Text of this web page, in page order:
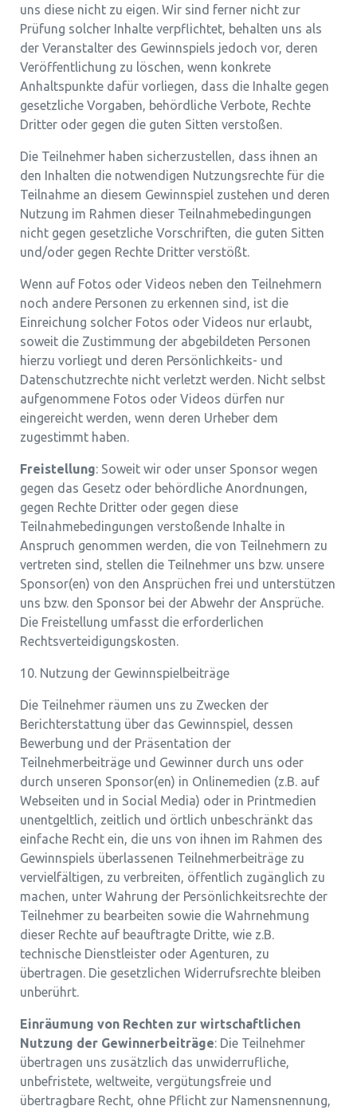
uns diese nicht zu eigen. Wir sind ferner nicht zur
Prüfung solcher Inhalte verpflichtet, behalten uns als
der Veranstalter des Gewinnspiels jedoch vor, deren
Veröffentlichung zu löschen, wenn konkrete
Anhaltspunkte dafür vorliegen, dass die Inhalte gegen
gesetzliche Vorgaben, behördliche Verbote, Rechte
Dritter oder gegen die guten Sitten verstoßen.
Die Teilnehmer haben sicherzustellen, dass ihnen an
den Inhalten die notwendigen Nutzungsrechte für die
Teilnahme an diesem Gewinnspiel zustehen und deren
Nutzung im Rahmen dieser Teilnahmebedingungen
nicht gegen gesetzliche Vorschriften, die guten Sitten
und/oder gegen Rechte Dritter verstößt.
Wenn auf Fotos oder Videos neben den Teilnehmern
noch andere Personen zu erkennen sind, ist die
Einreichung solcher Fotos oder Videos nur erlaubt,
soweit die Zustimmung der abgebildeten Personen
hierzu vorliegt und deren Persönlichkeits- und
Datenschutzrechte nicht verletzt werden. Nicht selbst
aufgenommene Fotos oder Videos dürfen nur
eingereicht werden, wenn deren Urheber dem
zugestimmt haben.
Freistellung: Soweit wir oder unser Sponsor wegen
gegen das Gesetz oder behördliche Anordnungen,
gegen Rechte Dritter oder gegen diese
Teilnahmebedingungen verstoßende Inhalte in
Anspruch genommen werden, die von Teilnehmern zu
vertreten sind, stellen die Teilnehmer uns bzw. unsere
Sponsor(en) von den Ansprüchen frei und unterstützen
uns bzw. den Sponsor bei der Abwehr der Ansprüche.
Die Freistellung umfasst die erforderlichen
Rechtsverteidigungskosten.
10. Nutzung der Gewinnspielbeiträge
Die Teilnehmer räumen uns zu Zwecken der
Berichterstattung über das Gewinnspiel, dessen
Bewerbung und der Präsentation der
Teilnehmerbeiträge und Gewinner durch uns oder
durch unseren Sponsor(en) in Onlinemedien (z.B. auf
Webseiten und in Social Media) oder in Printmedien
unentgeltlich, zeitlich und örtlich unbeschränkt das
einfache Recht ein, die uns von ihnen im Rahmen des
Gewinnspiels überlassenen Teilnehmerbeiträge zu
vervielfältigen, zu verbreiten, öffentlich zugänglich zu
machen, unter Wahrung der Persönlichkeitsrechte der
Teilnehmer zu bearbeiten sowie die Wahrnehmung
dieser Rechte auf beauftragte Dritte, wie z.B.
technische Dienstleister oder Agenturen, zu
übertragen. Die gesetzlichen Widerrufsrechte bleiben
unberührt.
Einräumung von Rechten zur wirtschaftlichen
Nutzung der Gewinnerbeiträge: Die Teilnehmer
übertragen uns zusätzlich das unwiderrufliche,
unbefristete, weltweite, vergütungsfreie und
übertragbare Recht, ohne Pflicht zur Namensnennung,